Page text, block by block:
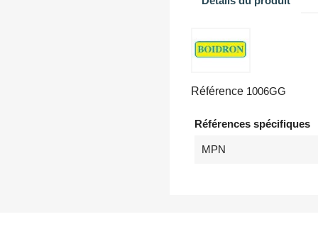
Référence 1006GG
Références spécifiques
MPN